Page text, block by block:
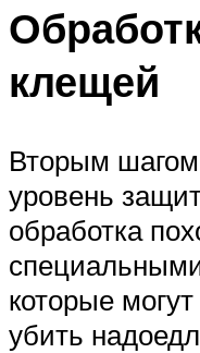
клещей
Вторым
уровень
обработка
которые могут
убить